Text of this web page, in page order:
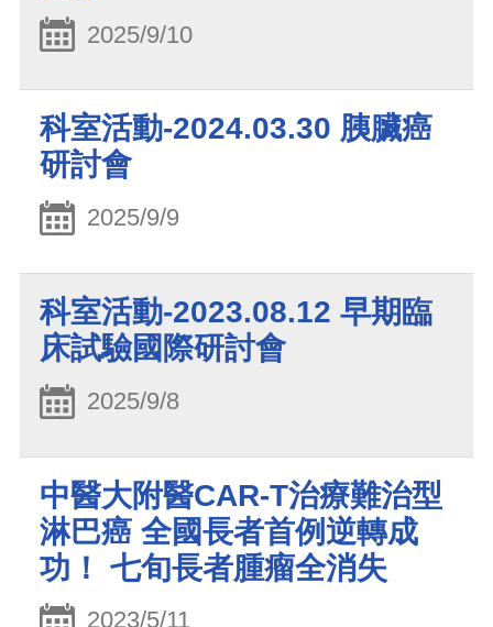
2025/9/10
科室活動-2024.03.30 胰臟癌
研討會
2025/9/9
科室活動-2023.08.12 早期臨
床試驗國際研討會
2025/9/8
中醫大附醫CAR-T治療難治型
淋巴癌 全國長者首例逆轉成
功！ 七旬長者腫瘤全消失
2023/5/11